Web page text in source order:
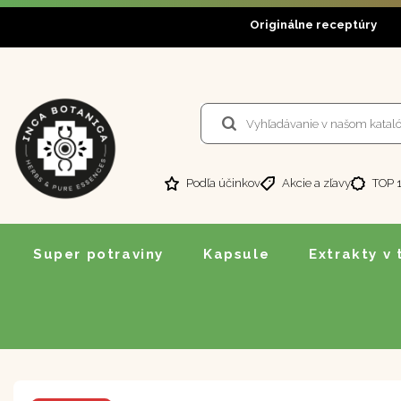
Originálne receptúry
Podľa účinkov Akcie a zľavy TOP
Super potraviny Kapsule Extrakty v